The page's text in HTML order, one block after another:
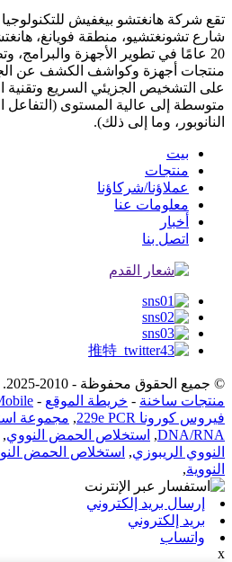
شارع تشونغتشيو، منطقة فويانغ،
20 عامًا في تطوير الأجهزة
منتجات أجهزة وكواشف الكشف عن
على التشخيص الجزيئي السريع
متوسطة إلى عالية المستوى
النانوبور، وما إلى ذلك).
بيت
منتجات
عملاؤنا/شركاؤنا
معلومات عنا
أخبار
اتصل بنا
© جميع الحقوق محفوظة - 2010-2025.
منتجات ساخنة - خريطة الموقع -
فيروس كورونا 229e PCR
, مجموعة
DNA/RNA
, استخلاص الحمض النووي,
النووي الريبوزي, استخلاص الحمض
النووية,
إرسال بريد إلكتروني
بريد إلكتروني
واتساب
x